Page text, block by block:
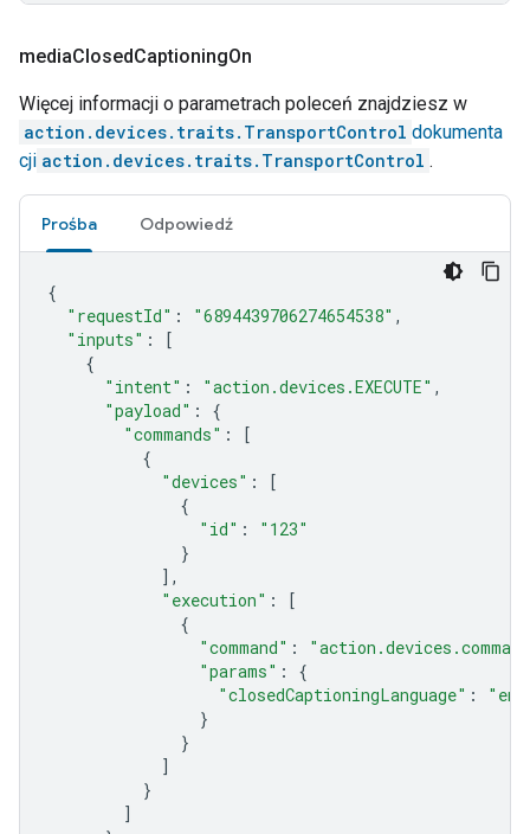
mediaClosedCaptioningOn
Więcej informacji o parametrach poleceń znajdziesz w
action.devices.traits.TransportControl dokumenta
cji action.devices.traits.TransportControl .
Prośba Odpowiedź
{
"requestId" : "6894439706274654538" ,
"inputs" :
[
{
"intent" : "action.devices.EXECUTE" ,
"payload" :
{
"commands" :
[
{
"devices" :
[
{
"id" :
"123"
}
],
"execution" :
[
{
"command" :
"params" :
{
"closedCaptioningLanguage" :
"en"
}
}
]
}
]